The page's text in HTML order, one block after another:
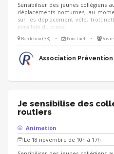
Sensibiliser des jeunes collégiens
déplacements nocturnes, au
sur les déplacement vélo,
parallèle du cross.
Bordeaux (33) • Ponctuel •
Association
Je sensibilise des
routiers
Animation
Le 18 novembre de 10h à 17h